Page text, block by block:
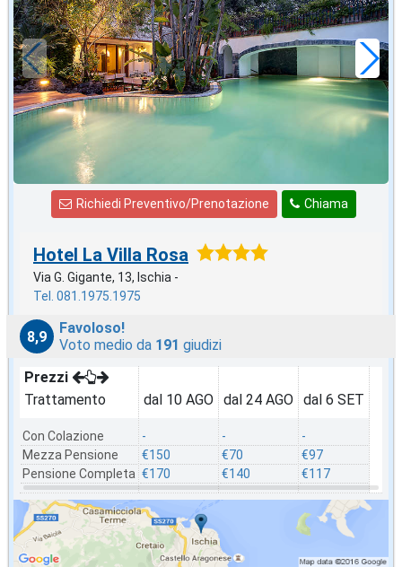
€150,00
a notte
Chiama
Richiedi Preventivo/Prenotazione
Hotel La Villa Rosa
Via G. Gigante, 13, Ischia -
Tel. 081.1975.1975
8,9
Favoloso!
Voto medio da 191 giudizi
Prezzi
Trattamento
Con Colazione
Mezza Pensione
Pensione Completa
dal 10 AGO
-
€150
€170
dal 24 AGO
-
€70
€140
dal 6 SET
-
€97
€117